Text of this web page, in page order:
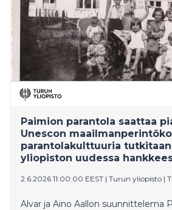
Paimion parantola saattaa
Unescon
parantolakulttuuria
yliopiston uudessa
2.6.2026 11:00:00 EEST | Turun yliopisto |
Alvar ja Aino Aallon suunnittelema